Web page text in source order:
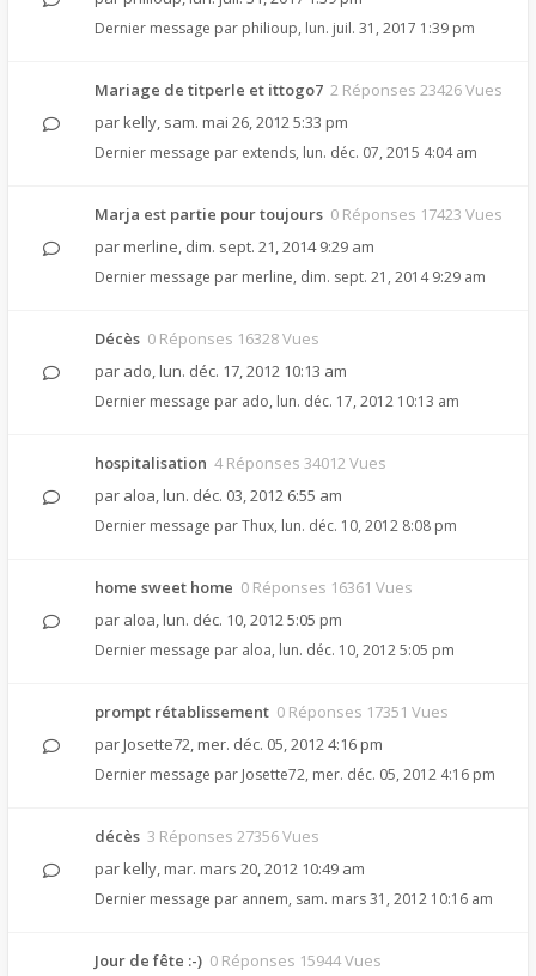
Dernier message par philioup, lun. juil. 31, 2017 1:39 pm
Mariage de titperle et ittogo7 2 Réponses 23426 Vues
par kelly, sam. mai 26, 2012 5:33 pm
Dernier message par extends, lun. déc. 07, 2015 4:04 am
Marja est partie pour toujours 0 Réponses 17423 Vues
par merline, dim. sept. 21, 2014 9:29 am
Dernier message par merline, dim. sept. 21, 2014 9:29 am
Décès 0 Réponses 16328 Vues
par ado, lun. déc. 17, 2012 10:13 am
Dernier message par ado, lun. déc. 17, 2012 10:13 am
hospitalisation 4 Réponses 34012 Vues
par aloa, lun. déc. 03, 2012 6:55 am
Dernier message parThux, lun. déc. 10, 2012 8:08 pm
home sweet home 0 Réponses 16361 Vues
par aloa, lun. déc. 10, 2012 5:05 pm
Dernier message par aloa, lun. déc. 10, 2012 5:05 pm
prompt rétablissement 0 Réponses 17351 Vues
par Josette72, mer. déc. 05, 2012 4:16 pm
Dernier message par Josette72, mer. déc. 05, 2012 4:16 pm
décès 3 Réponses 27356 Vues
par kelly, mar. mars 20, 2012 10:49 am
Dernier message par annem, sam. mars 31, 2012 10:16 am
Jour de fête :-) 0 Réponses 15944 Vues